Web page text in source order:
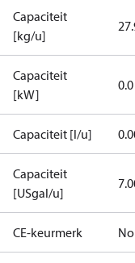
Capaciteit
[kg/u]
Capaciteit
[kW]
Capaciteit [l/u]
Capaciteit
[USgal/u]
CE-keurmerk No